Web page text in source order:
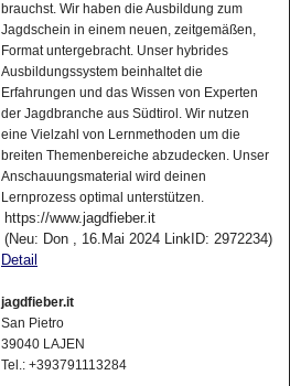
brauchst. Wir haben die Ausbildung zum
Jagdschein in einem neuen, zeitgemäßen,
Format untergebracht. Unser hybrides
Ausbildungssystem beinhaltet die
Erfahrungen und das Wissen von Experten
der Jagdbranche aus Südtirol. Wir nutzen
eine Vielzahl von Lernmethoden um die
breiten Themenbereiche abzudecken. Unser
Anschauungsmaterial wird deinen
Lernprozess optimal unterstützen.
https://www.jagdfieber.it
(Neu: Don , 16.Mai 2024 LinkID: 2972234)
Detail
jagdfieber.it
San Pietro
39040 LAJEN
Tel.: +393791113284